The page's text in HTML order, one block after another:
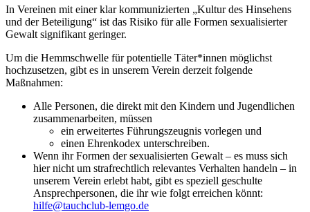
In Vereinen mit einer klar kommunizierten „Kultur des Hinsehens
und der Beteiligung“ ist das Risiko für alle Formen sexualisierter
Gewalt signifikant geringer.
Um die Hemmschwelle für potentielle Täter*innen möglichst
hochzusetzen, gibt es in unserem Verein derzeit folgende
Maßnahmen:
Alle Personen, die direkt mit den Kindern und Jugendlichen
zusammenarbeiten, müssen
ein erweitertes Führungszeugnis vorlegen und
einen Ehrenkodex unterschreiben.
Wenn ihr Formen der sexualisierten Gewalt – es muss sich
hier nicht um strafrechtlich relevantes Verhalten handeln – in
unserem Verein erlebt habt, gibt es speziell geschulte
Ansprechpersonen, die ihr wie folgt erreichen könnt:
hilfe@tauchclub-lemgo.de